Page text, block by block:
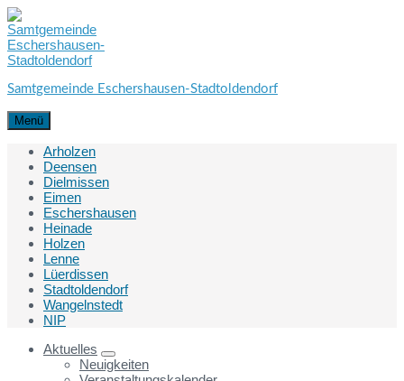
Skip
to
content
Skip
to
main
navigation
Skip
to
footer
Samtgemeinde Eschershausen-Stadtoldendorf
Menü
Arholzen
Deensen
Dielmissen
Eimen
Eschershausen
Heinade
Holzen
Lenne
Lüerdissen
Stadtoldendorf
Wangelnstedt
NIP
Aktuelles
Neuigkeiten